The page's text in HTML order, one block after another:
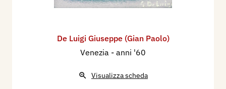
De Luigi Giuseppe (Gian Paolo)
Venezia - anni '60
Visualizza scheda